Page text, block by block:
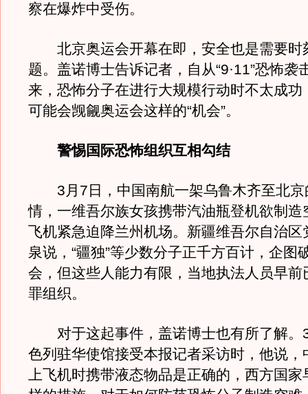
察在爆炸中受伤。
北京奥运会开幕在即，安全也是需要时
题。盖诺博士告诉记者，自从“9·11”恐怖袭
来，恐怖分子在进行大规模行动时不太成功
可能会觊觎奥运会这样的“机会”。
警惕国际恐怖组织互相勾结
3月7日，中国南航一架乌鲁木齐至北京
情，一维吾尔族女孩携带汽油瓶登机欲制造
飞机紧急迫降兰州机场。新疆维吾尔自治区
泉说，“疆独”等少数分子正千方百计，企图
会，但这些人能力有限，当地执法人员早前
罪组织。
对于这起事件，盖诺博士也有所了解。
色列驻华使馆接受本报记者采访时，他说，
上飞机时携带液态物品是正确的，西方国家